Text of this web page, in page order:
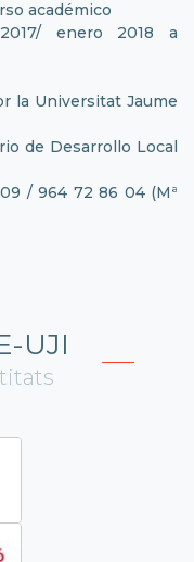
académico
enero 2018 a
la Universitat Jaume
de Desarrollo Local
/ 964 72 86 04 (Mª
UJI